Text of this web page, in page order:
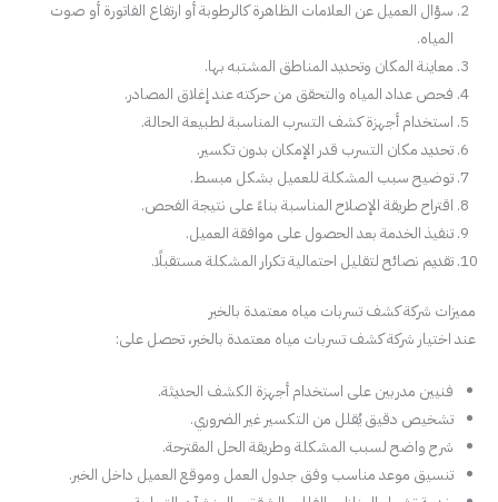
سؤال العميل عن العلامات الظاهرة كالرطوبة أو ارتفاع الفاتورة أو صوت
المياه.
معاينة المكان وتحديد المناطق المشتبه بها.
فحص عداد المياه والتحقق من حركته عند إغلاق المصادر.
استخدام أجهزة كشف التسرب المناسبة لطبيعة الحالة.
تحديد مكان التسرب قدر الإمكان بدون تكسير.
توضيح سبب المشكلة للعميل بشكل مبسط.
اقتراح طريقة الإصلاح المناسبة بناءً على نتيجة الفحص.
تنفيذ الخدمة بعد الحصول على موافقة العميل.
تقديم نصائح لتقليل احتمالية تكرار المشكلة مستقبلًا.
مميزات شركة كشف تسربات مياه معتمدة بالخبر
عند اختيار شركة كشف تسربات مياه معتمدة بالخبر، تحصل على:
فنيين مدربين على استخدام أجهزة الكشف الحديثة.
تشخيص دقيق يُقلل من التكسير غير الضروري.
شرح واضح لسبب المشكلة وطريقة الحل المقترحة.
تنسيق موعد مناسب وفق جدول العمل وموقع العميل داخل الخبر.